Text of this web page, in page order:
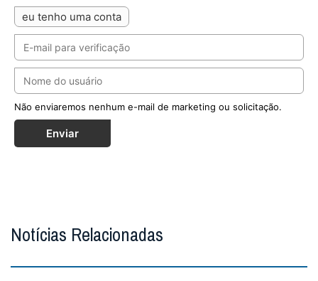
eu tenho uma conta
Não enviaremos nenhum e-mail de marketing ou solicitação.
Enviar
Notícias Relacionadas